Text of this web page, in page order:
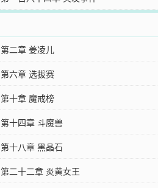
第二章 姜凌儿
第六章 选拔赛
第十章 魔戒榜
第十四章 斗魔兽
第十八章 黑晶石
第二十二章 炎黄女王